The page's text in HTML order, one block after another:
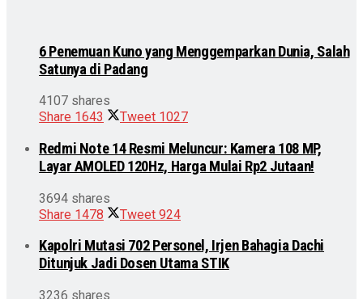
6 Penemuan Kuno yang Menggemparkan Dunia, Salah
Satunya di Padang
4107 shares
Share 1643 Tweet 1027
Redmi Note 14 Resmi Meluncur: Kamera 108 MP,
Layar AMOLED 120Hz, Harga Mulai Rp2 Jutaan!
3694 shares
Share 1478 Tweet 924
Kapolri Mutasi 702 Personel, Irjen Bahagia Dachi
Ditunjuk Jadi Dosen Utama STIK
3236 shares